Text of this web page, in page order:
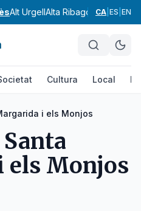
Alt UrgellAlta RibagorçaAnoia
CA ES EN
Cultura Local
i els Monjos
Santa
els Monjos